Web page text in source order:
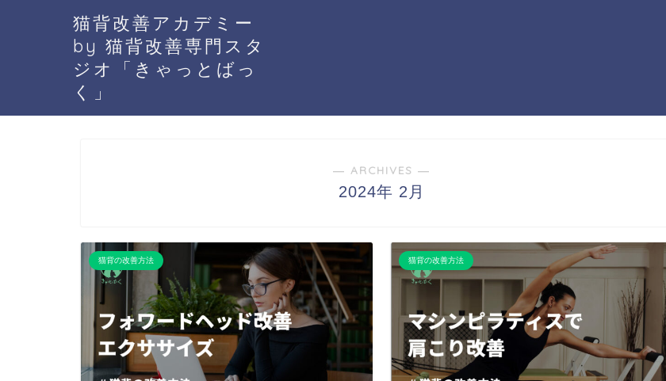
猫背改善アカデミー
by 猫背改善専門スタ
ジオ「きゃっとばっ
く」
― ARCHIVES ―
2024年 2月
猫背の改善方法 猫背の改善方法